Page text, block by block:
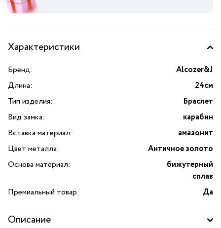
Характеристики
Бренд:
Alcozer&J
Длина:
24см
Тип изделия:
Браслет
Вид замка:
карабин
Вставка материал:
амазонит
Цвет металла:
Античное золото
Основа материал:
бижутерный
сплав
Премиальный товар:
Да
Описание